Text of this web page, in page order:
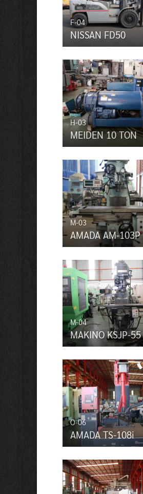
F-04
NISSAN FD50
H-03
MEIDEN 10 TON
M-03
AMADA AM-103P
M-04
MAKINO KSJP-55
O-06
AMADA TS-108i